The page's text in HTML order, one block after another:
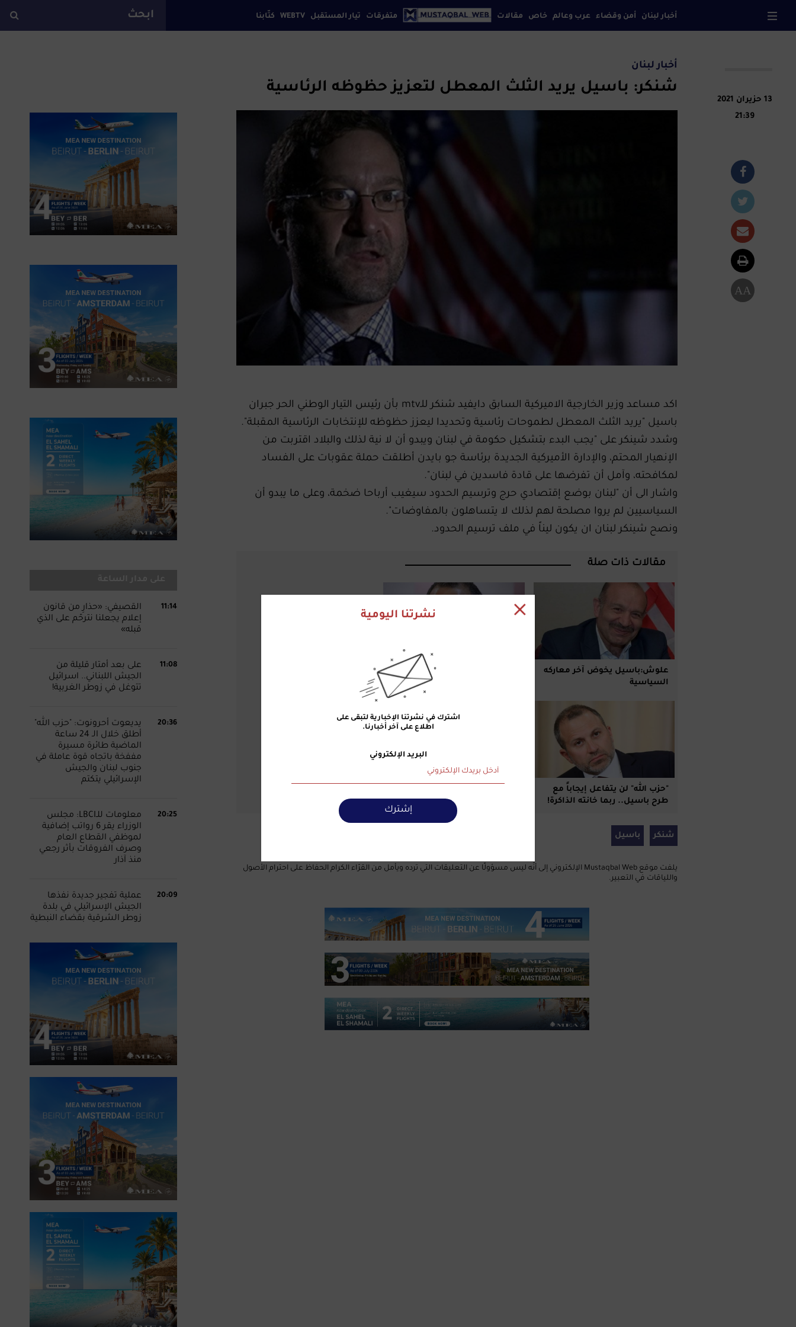
أخبار لبنان أمن وقضاء عرب وعالم خاص مقالات متفرقات
تكنولوجيا
منوعات
موضة
مواقع
تيار المستقبل WEBTV كتّابنا
أخبار لبنان
شنكر: باسيل يريد الثلث المعطل لتعزيز حظوظه الرئاسية
اكد مساعد وزير الخارجية الاميركية السابق دايفيد شنكر للـmtv بأن رئيس ​التيار الوطني الحر​ ​جبران
باسيل "يريد الثلث المعطل لطموحات رئاسية وتحديدا ليعزز حظوظه للإنتخابات الرئاسية المقبلة".
وشدد شينكر على "يجب البدء بتشكيل حكومة في لبنان ويبدو أن لا نية لذلك والبلاد اقتربت من
الإنهيار المحتم، و​الإدارة الأميركية​ الجديدة برئاسة ​جو بايدن​ أطلقت حملة عقوبات على ​الفساد​
لمكافحته، وآمل أن تفرضها على قادة فاسدين في لبنان".
واشار الى أن "لبنان بوضع إقتصادي حرج و​ترسيم الحدود​ سيغيب أرباحا ضخمة، وعلى ما يبدو أن
السياسيين لم يروا مصلحة لهم لذلك لا يتساهلون بالمفاوضات".
ونصح شينكر لبنان ان يكون ليناً في ملف ترسيم الحدود.
مقالات ذات صلة
علوش:باسيل يخوض آخر معاركه
السياسية
اعتذار الحريري لن يُقدم هديّة
‏"حزب الله" لن يتفاعل إيجاباً مع
طرح باسيل.. ربما خانته الذاكرة!‏
شنكر باسيل
يلفت موقع Mustaqbal Web الإلكتروني إلى أنّه ليس مسؤولًا عن التعليقات التي ترده ويأمل من القرّاء الكرام الحفاظ على احترام الأصول
واللياقات في التعبير.
11:14
القصيفي: «حذارِ من قانون
إعلام يجعلنا نترحّم على الذي
قبله»
11:08
على بعد أمتار قليلة من
الجيش اللبناني.. اسرائيل
تتوغل في زوطر الغربية!
20:36
يديعوت أحرونوت: "حزب الله"
أطلق خلال الـ 24 ساعة
الماضية طائرة مسيرة
مففخة باتجاه قوة عاملة في
جنوب لبنان والجيش
الإسرائيلي يتكتم
20:25
معلومات للـLBCI: مجلس
الوزراء يقر 6 رواتب إضافية
لموظفي القطاع العام
وصرف الفروقات بأثر رجعي
منذ آذار
20:09
عملية تفجير جديدة نفذها
الجيش الإسرائيلي في بلدة
زوطر الشرقية بقضاء النبطية
13 حزيران 2021
21:39
AA
نشرتنا اليومية
اشترك في نشرتنا الإخبارية لتبقى على
اطلاع على آخر أخبارنا.
البريد الإلكتروني
إشترك